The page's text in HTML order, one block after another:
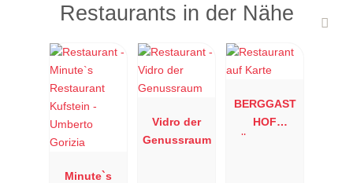
Restaurants in der Nähe
Minute`s
Vidro der
Genussraum
BERGGAST
HOF